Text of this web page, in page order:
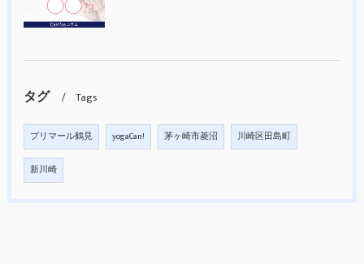
タグ Tags
プリマール鶴見 yogaCan! 茅ヶ崎市菱沼 川崎区田島町
新川崎